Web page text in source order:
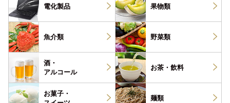
電化製品 果物類
魚介類 野菜類
酒・
アルコール
お茶・ 飲料
お菓子・
麺類